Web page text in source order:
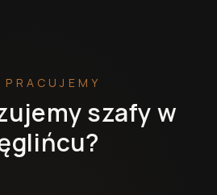
PRACUJEMY
szafy w